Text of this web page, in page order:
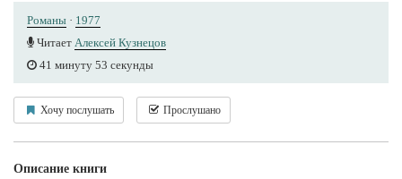
Романы · 1977
Читает Алексей Кузнецов
41 минуту 53 секунды
Хочу послушать Прослушано
Описание книги